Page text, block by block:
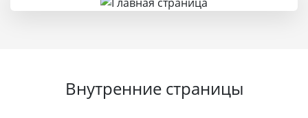
Внутренние страницы